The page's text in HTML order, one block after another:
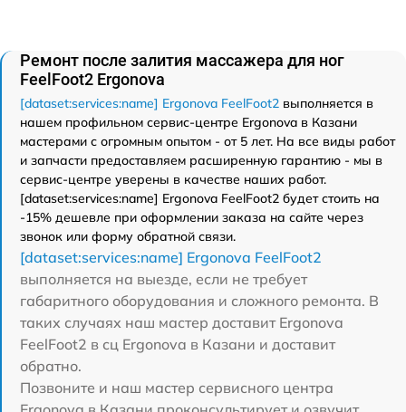
Ремонт после залития массажера для ног
FeelFoot2 Ergonova
[dataset:services:name] Ergonova FeelFoot2 выполняется в
нашем профильном сервис-центре Ergonova в Казани
мастерами с огромным опытом - от 5 лет. На все виды работ
и запчасти предоставляем расширенную гарантию - мы в
сервис-центре уверены в качестве наших работ.
[dataset:services:name] Ergonova FeelFoot2 будет стоить на
-15% дешевле при оформлении заказа на сайте через
звонок или форму обратной связи.
[dataset:services:name] Ergonova FeelFoot2
выполняется на выезде, если не требует
габаритного оборудования и сложного ремонта. В
таких случаях наш мастер доставит Ergonova
FeelFoot2 в сц Ergonova в Казани и доставит
обратно.
Позвоните и наш мастер сервисного центра